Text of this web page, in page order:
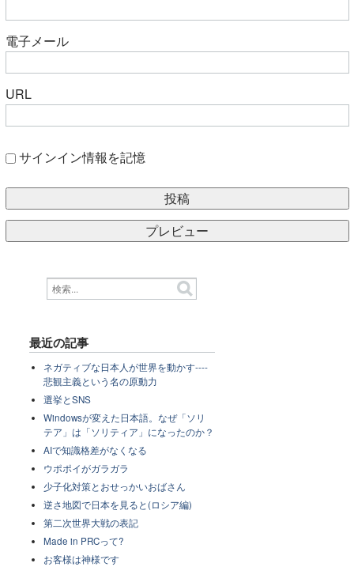
電子メール
URL
サインイン情報を記憶
最近の記事
ネガティブな日本人が世界を動かす----
悲観主義という名の原動力
選挙とSNS
Windowsが変えた日本語。なぜ「ソリ
テア」は「ソリティア」になったのか？
AIで知識格差がなくなる
ウポポイがガラガラ
少子化対策とおせっかいおばさん
逆さ地図で日本を見ると(ロシア編)
第二次世界大戦の表記
Made in PRCって?
お客様は神様です